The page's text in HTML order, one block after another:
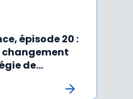
épisode 20 :
changement
de